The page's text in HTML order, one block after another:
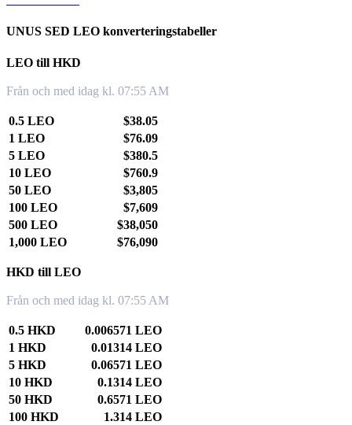
UNUS SED LEO konverteringstabeller
LEO till HKD
Från och med idag kl. 07:55 AM
0.5 LEO
$38.05
1 LEO
$76.09
5 LEO
$380.5
10 LEO
$760.9
50 LEO
$3,805
100 LEO
$7,609
500 LEO
$38,050
1,000 LEO
$76,090
HKD till LEO
Från och med idag kl. 07:55 AM
0.5 HKD
0.006571 LEO
1 HKD
0.01314 LEO
5 HKD
0.06571 LEO
10 HKD
0.1314 LEO
50 HKD
0.6571 LEO
100 HKD
1.314 LEO